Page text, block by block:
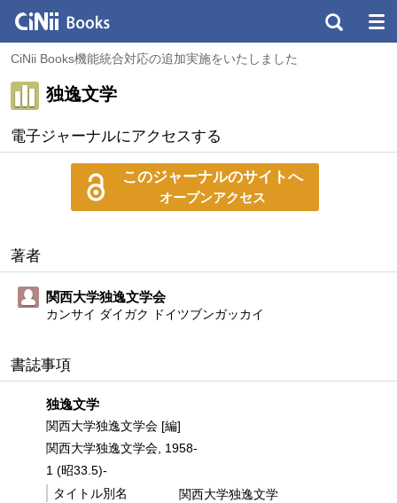
CiNii Books機能統合対応の追加実施をいたしました
独逸文学
電子ジャーナルにアクセスする
このジャーナルのサイトへ
オープンアクセス
著者
関西大学独逸文学会
カンサイ ダイガク ドイツブンガッカイ
書誌事項
独逸文学
関西大学独逸文学会 [編]
関西大学独逸文学会, 1958-
1 (昭33.5)-
タイトル別名
関西大学独逸文学